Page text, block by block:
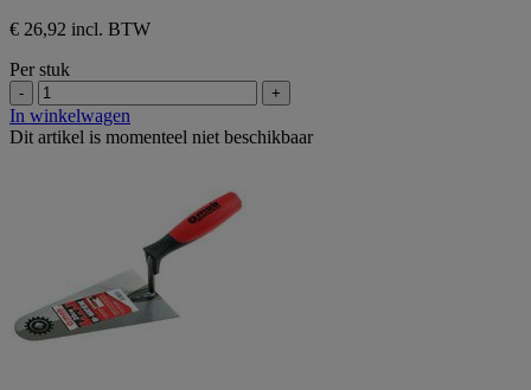
€ 26,92 incl. BTW
Per stuk
- +
In winkelwagen
Dit artikel is momenteel niet beschikbaar